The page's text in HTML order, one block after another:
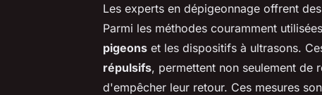
Les experts en dépigeonnage offrent
Parmi les méthodes couramment
pigeons et les dispositifs à ultrasons.
répulsifs, permettent non seulement de
d'empêcher leur retour. Ces mesures